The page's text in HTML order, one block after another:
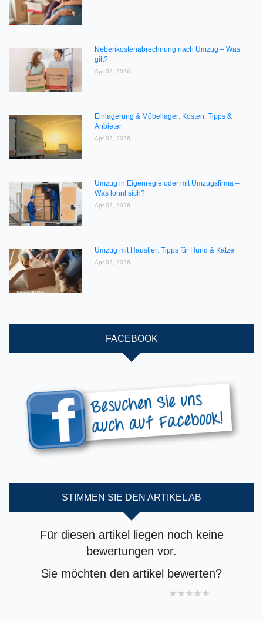
Nebenkostenabrechnung nach Umzug – Was
gilt?
Apr 02, 2026
Einlagerung & Möbellager: Kosten, Tipps &
Anbieter
Apr 02, 2026
Umzug in Eigenregie oder mit Umzugsfirma –
Was lohnt sich?
Apr 02, 2026
Umzug mit Haustier: Tipps für Hund & Katze
Apr 02, 2026
FACEBOOK
STIMMEN SIE DEN ARTIKEL AB
Für diesen artikel liegen noch keine
bewertungen vor.
Sie möchten den artikel bewerten?
4 stars
3 stars
2 stars
1 star